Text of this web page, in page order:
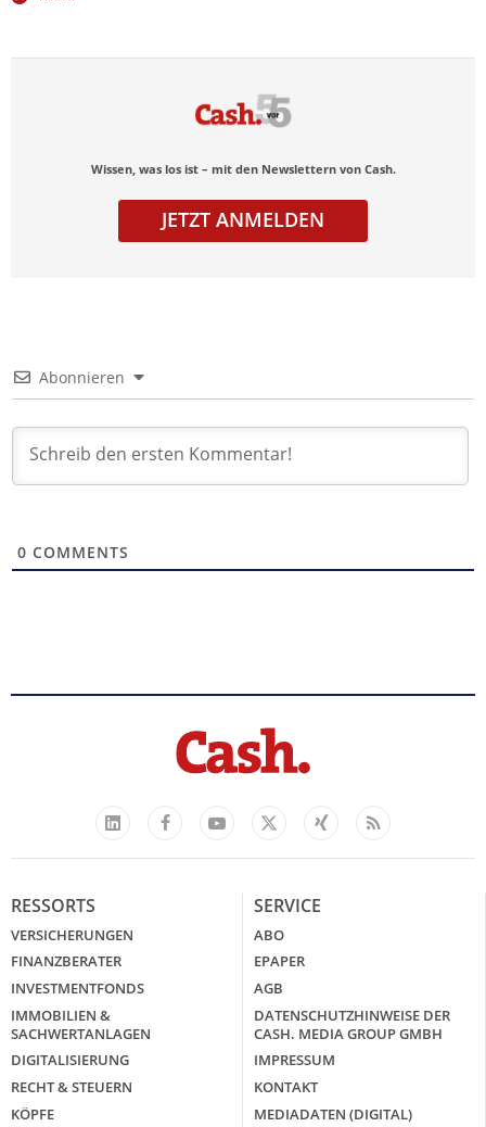
Wissen, was los ist – mit den Newslettern von Cash.
JETZT ANMELDEN
Abonnieren
0 COMMENTS
LinkedIn
FacebookYouTube
X
Xing Feed
RESSORTS
VERSICHERUNGEN
FINANZBERATER
INVESTMENTFONDS
IMMOBILIEN &
SACHWERTANLAGEN
DIGITALISIERUNG
RECHT & STEUERN
KÖPFE
SERVICE
ABO
EPAPER
AGB
DATENSCHUTZHINWEISE DER
CASH. MEDIA GROUP GMBH
IMPRESSUM
KONTAKT
MEDIADATEN (DIGITAL)